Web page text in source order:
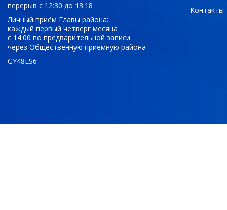
перерыв с 12:30 до 13:18
Личный приём Главы района:
каждый первый четверг месяца
с 14:00 по предварительной записи
через Общественную приёмную района
GY48LS6
Контакты